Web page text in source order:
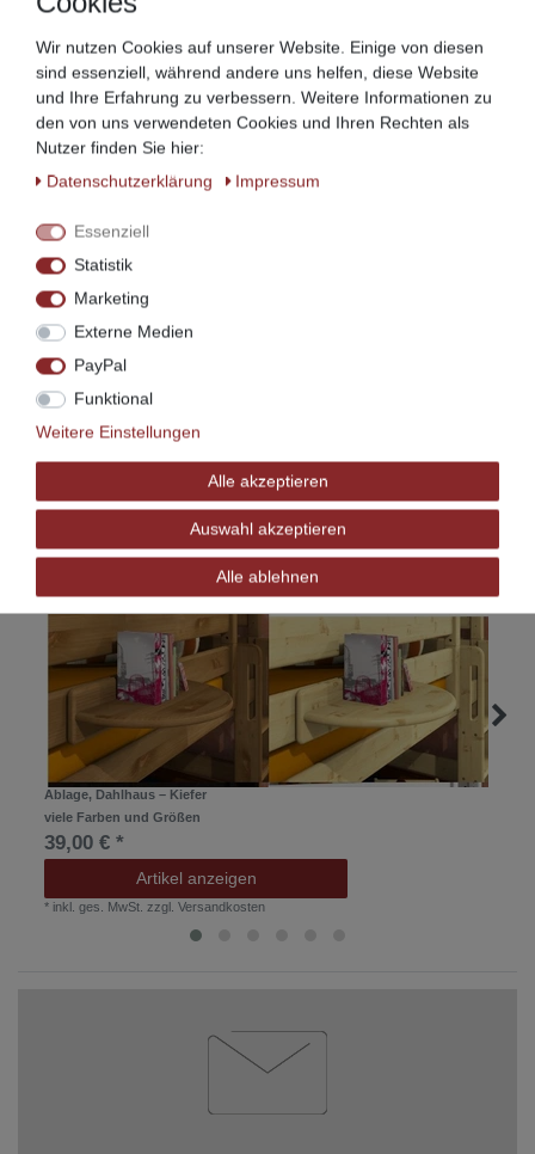
Andere Farbtöne, Holzarten und
Oberflächenbehandlungen sind auf Wunsch
lieferbar.Sprechen Sie uns hierfür direkt an!
Hergestellt mit viel Herz in Ostfriesland!
Ähnliche Artikel
Ablage, Dahlhaus – Kiefer
viele Farben und Größen
39,00 € *
Artikel anzeigen
* inkl. ges. MwSt. zzgl.Versandkosten
Wir nutzen Cookies auf unserer Website. Einige von diesen
sind essenziell, während andere uns helfen, diese Website
und Ihre Erfahrung zu verbessern. Weitere Informationen zu
den von uns verwendeten Cookies und Ihren Rechten als
Nutzer finden Sie hier:
Daten­schutz­erklärung
Impressum
Essenziell
Statistik
Marketing
Externe Medien
PayPal
Funktional
Weitere Einstellungen
Alle akzeptieren
Auswahl akzeptieren
Alle ablehnen